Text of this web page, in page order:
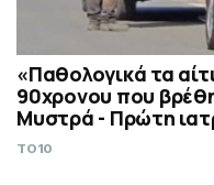
«Παθολογικά τα
90χρονου που
Μυστρά - Πρώτη
TO10